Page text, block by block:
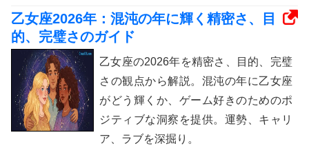
乙女座2026年：混沌の年に輝く精密さ、目
的、完璧さのガイド
乙女座の2026年を精密さ、目的、完璧
さの観点から解説。混沌の年に乙女座
がどう輝くか、ゲーム好きのためのポ
ジティブな洞察を提供。運勢、キャリ
ア、ラブを深掘り。